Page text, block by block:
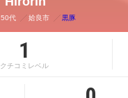
50代 姶良市 黒豚
1
クチコミレベル